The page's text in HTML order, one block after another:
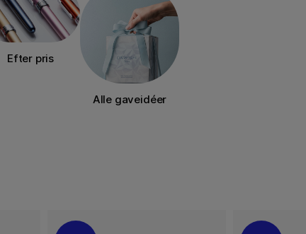
Efter pris
Alle gaveidéer